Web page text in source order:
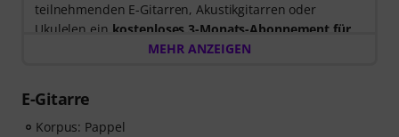
teilnehmenden E-Gitarren, Akustikgitarren oder
Ukulelen ein kostenloses 3-Monats-Abonnement für
einen Onlinekurs von music2me im Wert von EUR
zugesendet. Das music2me Abo endet nach Ablauf
automatisch.
MEHR ANZEIGEN
E-Gitarre
Korpus: Pappel